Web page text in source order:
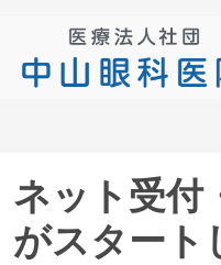
ネット受付
がスタート